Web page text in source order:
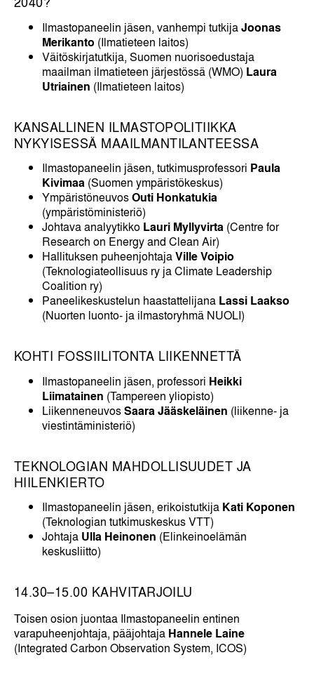
Ilmastopaneelin jäsen, vanhempi tutkijaJoonas
Merikanto (Ilmatieteen laitos)
Väitöskirjatutkija, Suomen nuorisoedustaja
maailman ilmatieteen järjestössä (WMO) Laura
Utriainen (Ilmatieteen laitos)
KANSALLINEN ILMASTOPOLITIIKKA
NYKYISESSÄ MAAILMANTILANTEESSA
Ilmastopaneelin jäsen, tutkimusprofessori Paula
Kivimaa (Suomen ympäristökeskus)
YmpäristöneuvosOuti Honkatukia
(ympäristöministeriö)
Johtava analyytikko Lauri Myllyvirta (Centre for
Research on Energy and Clean Air)
Hallituksen puheenjohtajaVille Voipio
(Teknologiateollisuus ry ja Climate Leadership
Coalition ry)
Paneelikeskustelun haastattelijana Lassi Laakso
(Nuorten luonto- ja ilmastoryhmä NUOLI)
KOHTI FOSSIILITONTA LIIKENNETTÄ
Ilmastopaneelin jäsen, professori Heikki
Liimatainen (Tampereen yliopisto)
LiikenneneuvosSaara Jääskeläinen (liikenne- ja
viestintäministeriö)
TEKNOLOGIAN MAHDOLLISUUDET JA
HIILENKIERTO
Ilmastopaneelin jäsen, erikoistutkija Kati Koponen
(Teknologian tutkimuskeskus VTT)
Johtaja Ulla Heinonen (Elinkeinoelämän
keskusliitto)
14.30–15.00 KAHVITARJOILU
Toisen osion juontaa Ilmastopaneelin entinen
varapuheenjohtaja, pääjohtaja Hannele Laine
(Integrated Carbon Observation System, ICOS)